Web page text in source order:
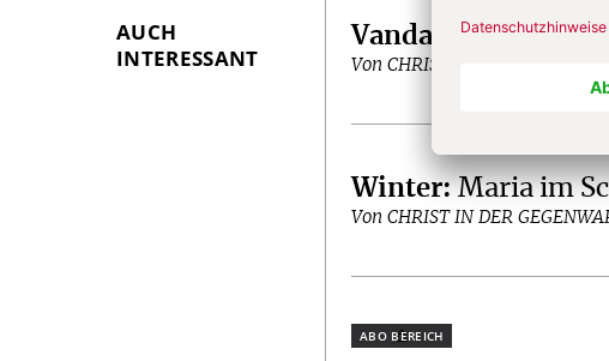
AUCH
INTERESSANT
Vandalismus in
Von CHRIST IN DER
Winter:Maria im
Von CHRIST IN DER
Plus